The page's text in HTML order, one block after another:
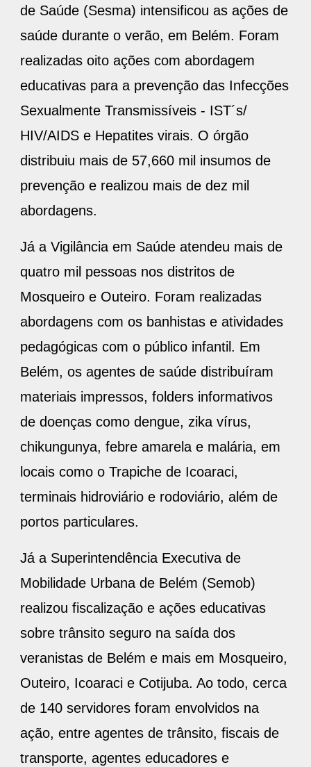
de Saúde (Sesma) intensificou as ações de
saúde durante o verão, em Belém. Foram
realizadas oito ações com abordagem
educativas para a prevenção das Infecções
Sexualmente Transmissíveis - IST´s/
HIV/AIDS e Hepatites virais. O órgão
distribuiu mais de 57,660 mil insumos de
prevenção e realizou mais de dez mil
abordagens.
Já a Vigilância em Saúde atendeu mais de
quatro mil pessoas nos distritos de
Mosqueiro e Outeiro. Foram realizadas
abordagens com os banhistas e atividades
pedagógicas com o público infantil. Em
Belém, os agentes de saúde distribuíram
materiais impressos, folders informativos
de doenças como dengue, zika vírus,
chikungunya, febre amarela e malária, em
locais como o Trapiche de Icoaraci,
terminais hidroviário e rodoviário, além de
portos particulares.
Já a Superintendência Executiva de
Mobilidade Urbana de Belém (Semob)
realizou fiscalização e ações educativas
sobre trânsito seguro na saída dos
veranistas de Belém e mais em Mosqueiro,
Outeiro, Icoaraci e Cotijuba. Ao todo, cerca
de 140 servidores foram envolvidos na
ação, entre agentes de trânsito, fiscais de
transporte, agentes educadores e